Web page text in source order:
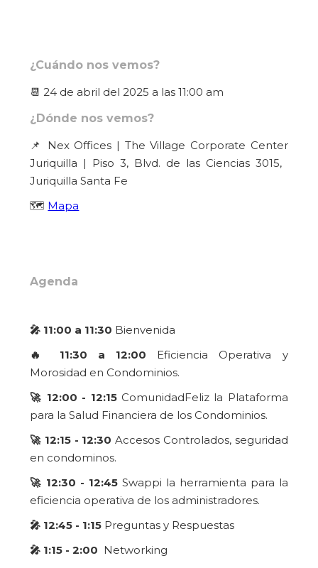
¿Cuándo nos vemos?
📆 24 de abril del 2025 a las 11:00 am
¿Dónde nos vemos?
📌 Nex Offices | The Village Corporate Center
Juriquilla | Piso 3, Blvd. de las Ciencias 3015,
Juriquilla Santa Fe
🗺️ Mapa
Agenda
🎤 11:00 a 11:30 Bienvenida
🔥 11:30 a 12:00 Eficiencia Operativa y
Morosidad en Condominios.
🚀 12:00 - 12:15ComunidadFeliz la Plataforma
para la Salud Financiera de los Condominios.
🚀 12:15 - 12:30 Accesos Controlados, seguridad
en condominos.
🚀 12:30 - 12:45 Swappi la herramienta para la
eficiencia operativa de los administradores.
🎤 12:45 - 1:15 Preguntas y Respuestas
🎤 1:15 - 2:00 Networking